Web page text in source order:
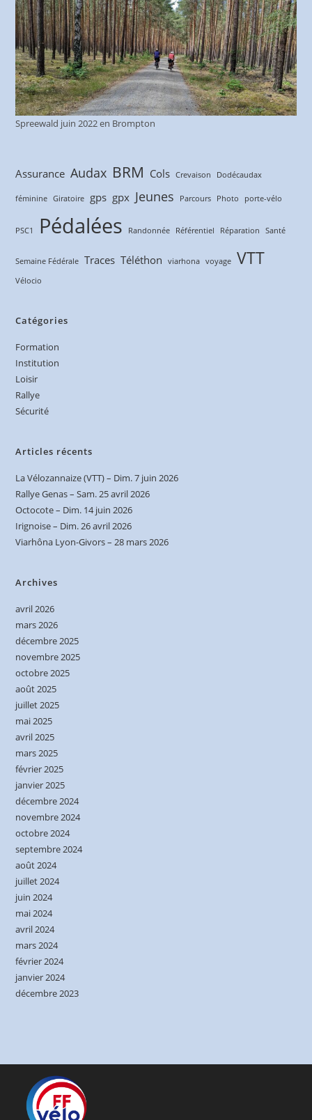
Spreewald juin 2022 en Brompton
Assurance Audax BRM Cols Crevaison Dodécaudax
féminine Giratoire gps gpx Jeunes Parcours Photo porte-vélo
PSC1 Pédalées Randonnée Référentiel Réparation Santé
Semaine Fédérale Traces Téléthon viarhona voyage VTT
Vélocio
Catégories
Formation
Institution
Loisir
Rallye
Sécurité
Articles récents
La Vélozannaize (VTT) – Dim. 7 juin 2026
Rallye Genas – Sam. 25 avril 2026
Octocote – Dim. 14 juin 2026
Irignoise – Dim. 26 avril 2026
Viarhôna Lyon-Givors – 28 mars 2026
Archives
avril 2026
mars 2026
décembre 2025
novembre 2025
octobre 2025
août 2025
juillet 2025
mai 2025
avril 2025
mars 2025
février 2025
janvier 2025
décembre 2024
novembre 2024
octobre 2024
septembre 2024
août 2024
juillet 2024
juin 2024
mai 2024
avril 2024
mars 2024
février 2024
janvier 2024
décembre 2023